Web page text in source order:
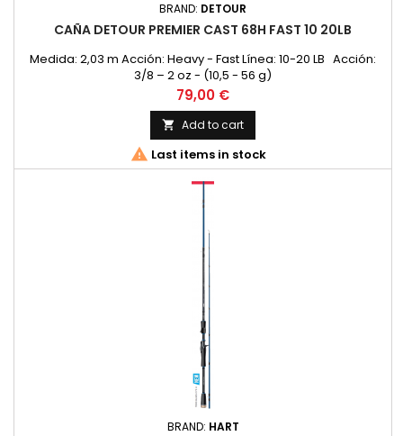
BRAND: DETOUR
CAÑA DETOUR PREMIER CAST 68H FAST 10 20LB
Medida: 2,03 m Acción: Heavy - Fast Línea: 10-20 LB Acción:
3/8 – 2 oz - (10,5 - 56 g)
Price
79,00 €
 Add to cart
 Last items in stock
BRAND: HART